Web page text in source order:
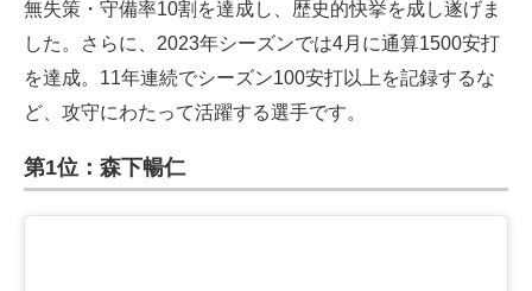
無失策・守備率10割を達成し、歴史的快挙を成し遂げま
した。さらに、2023年シーズンでは4月に通算1500安打
を達成。11年連続でシーズン100安打以上を記録するな
ど、攻守にわたって活躍する選手です。
第1位：森下暢仁